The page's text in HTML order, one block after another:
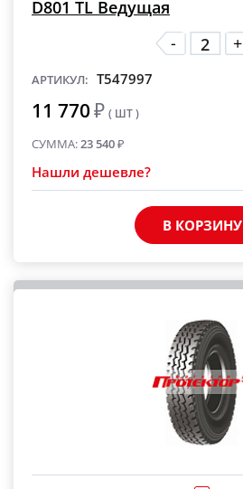
D801 TL Ведущая
-
+
АРТИКУЛ: T547997
11 770₽ ( ШТ )
СУММА:23 540₽
Нашли дешевле?
В КОРЗИНУ